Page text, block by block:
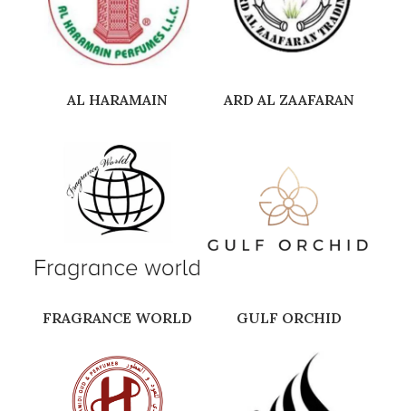
AL HARAMAIN ARD AL ZAAFARAN
FRAGRANCE WORLD GULF ORCHID